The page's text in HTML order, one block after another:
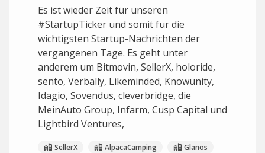
Es ist wieder Zeit für unseren
#StartupTicker und somit für die
wichtigsten Startup-Nachrichten der
vergangenen Tage. Es geht unter
anderem um Bitmovin, SellerX, holoride,
sento, Verbally, Likeminded, Knowunity,
Idagio, Sovendus, cleverbridge, die
MeinAuto Group, Infarm, Cusp Capital und
Lightbird Ventures,
SellerX AlpacaCamping
Glanos